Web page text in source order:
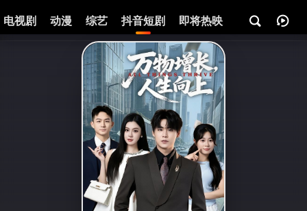
电视剧 动漫 综艺 抖音短剧 即将热映 资讯